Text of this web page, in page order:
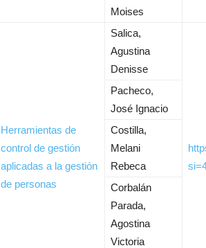
Moises
Herramientas de
control de gestión
aplicadas a la gestión
de personas
Salica,
Agustina
Denisse
Pacheco,
José Ignacio
Costilla,
Melani
Rebeca
Corbalán
Parada,
Agostina
Victoria